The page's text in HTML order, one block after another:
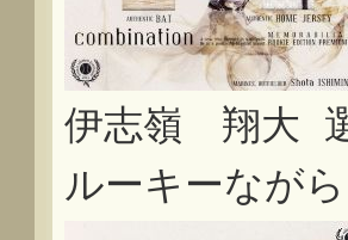
伊志嶺 翔大
ルーキーなが